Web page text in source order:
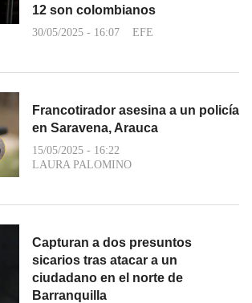
12 son colombianos
30/05/2025 - 16:07 EFE
Francotirador asesina a un policía
en Saravena, Arauca
15/05/2025 - 16:22
LAURA PALOMINO
Capturan a dos presuntos
sicarios tras atacar a un
ciudadano en el norte de
Barranquilla